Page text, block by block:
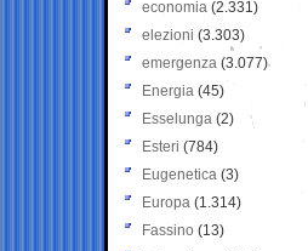
economia (2.331)
elezioni (3.303)
emergenza (3.077)
Energia (45)
Esselunga (2)
Esteri (784)
Eugenetica (3)
Europa (1.314)
Fassino (13)